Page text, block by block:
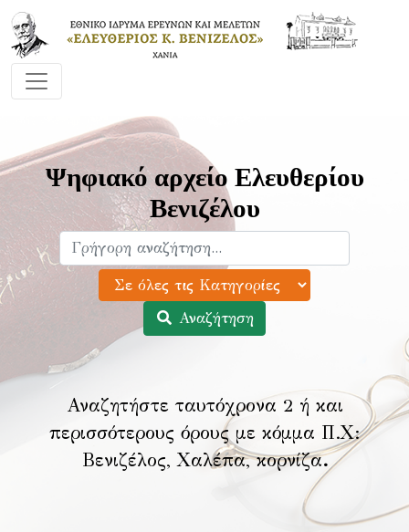
Ψηφιακό αρχείο Ελευθερίου
Βενιζέλου
Αναζήτηση
Αναζητήστε ταυτόχρονα 2 ή και
περισσότερους όρους με κόμμα Π.Χ:
Βενιζέλος, Χαλέπα, κορνίζα.